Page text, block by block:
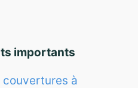
importants
à